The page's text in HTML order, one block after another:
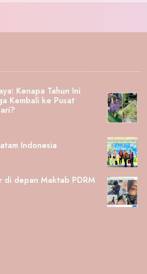
Kenapa Tahun Ini
Kembali ke Pusat
Indonesia
di depan Maktab PDRM